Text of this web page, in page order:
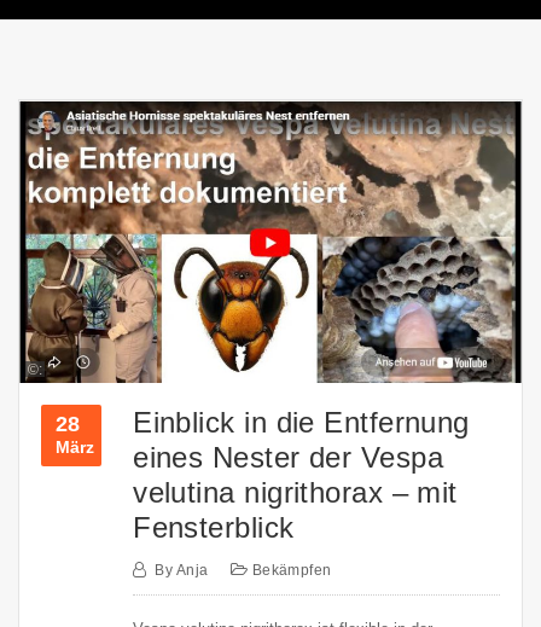
©:
28
März
Einblick in die Entfernung
eines Nester der Vespa
velutina nigrithorax – mit
Fensterblick
By Anja Bekämpfen